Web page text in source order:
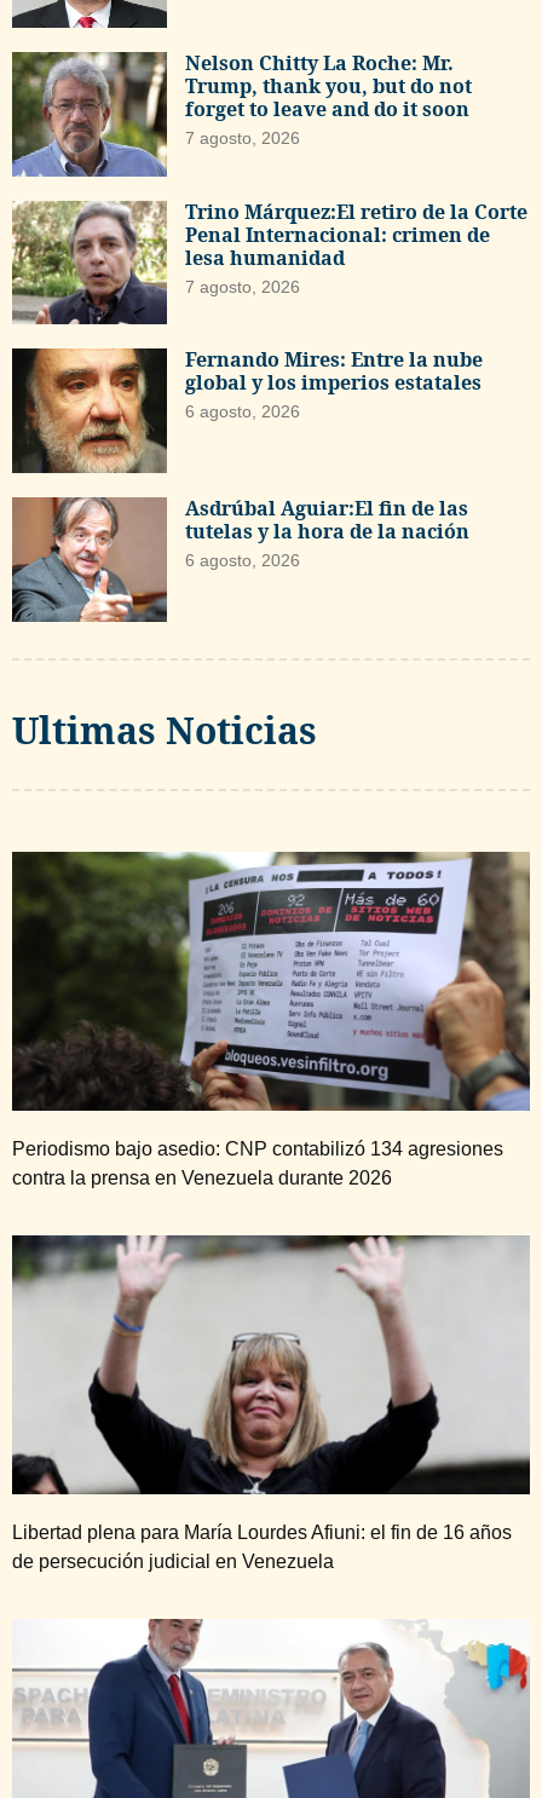
Nelson Chitty La Roche: Mr.
Trump, thank you, but do not
forget to leave and do it soon
7 agosto, 2026
Trino Márquez:El retiro de la Corte
Penal Internacional: crimen de
lesa humanidad
7 agosto, 2026
Fernando Mires: Entre la nube
global y los imperios estatales
6 agosto, 2026
Asdrúbal Aguiar:El fin de las
tutelas y la hora de la nación
6 agosto, 2026
Ultimas Noticias
Periodismo bajo asedio: CNP contabilizó 134 agresiones
contra la prensa en Venezuela durante 2026
Libertad plena para María Lourdes Afiuni: el fin de 16 años
de persecución judicial en Venezuela